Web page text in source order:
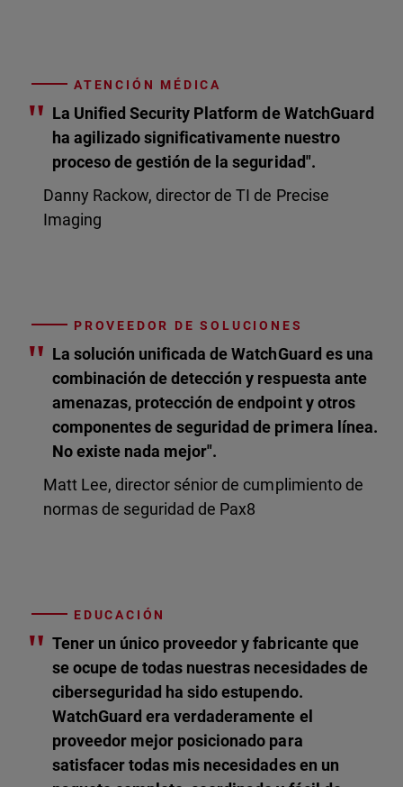
ATENCIÓN MÉDICA
" La Unified Security Platform de WatchGuard
ha agilizado significativamente nuestro
proceso de gestión de la seguridad".
Danny Rackow, director de TI de Precise
Imaging
PROVEEDOR DE SOLUCIONES
" La solución unificada de WatchGuard es una
combinación de detección y respuesta ante
amenazas, protección de endpoint y otros
componentes de seguridad de primera línea.
No existe nada mejor".
Matt Lee, director sénior de cumplimiento de
normas de seguridad de Pax8
EDUCACIÓN
" Tener un único proveedor y fabricante que
se ocupe de todas nuestras necesidades de
ciberseguridad ha sido estupendo.
WatchGuard era verdaderamente el
proveedor mejor posicionado para
satisfacer todas mis necesidades en un